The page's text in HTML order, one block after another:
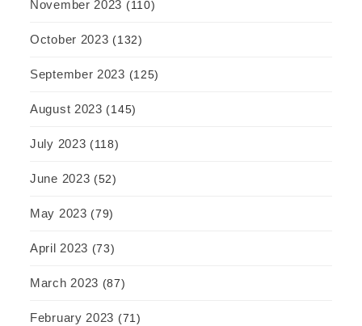
November 2023 (110)
October 2023 (132)
September 2023 (125)
August 2023 (145)
July 2023 (118)
June 2023 (52)
May 2023 (79)
April 2023 (73)
March 2023 (87)
February 2023 (71)